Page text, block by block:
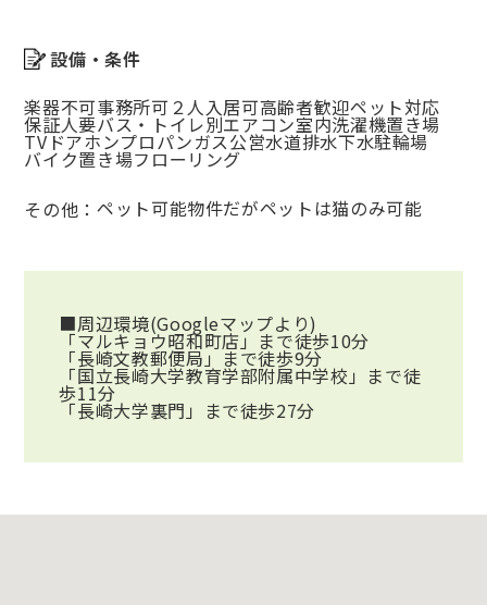
設備・条件
楽器不可事務所可 ２人入居可高齢者歓迎ペット対応
保証人要バス・トイレ別エアコン室内洗濯機置き場
TVドアホンプロパンガス公営水道排水下水駐輪場
バイク置き場フローリング
その他： ペット可能物件だがペットは猫のみ可能
■周辺環境(Googleマップより)
「マルキョウ昭和町店」まで徒歩10分
「長崎文教郵便局」まで徒歩9分
「国立長崎大学教育学部附属中学校」まで徒
歩11分
「長崎大学裏門」まで徒歩27分